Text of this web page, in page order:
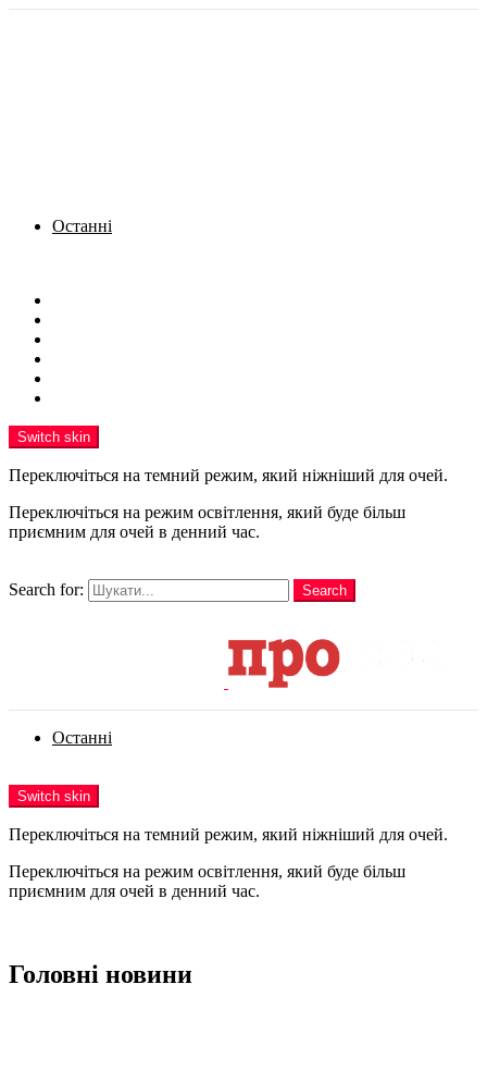
Останні
Switch skin
Переключіться на темний режим, який ніжніший для очей.
Переключіться на режим освітлення, який буде більш
приємним для очей в денний час.
Search for:
Search
Останні
Switch skin
Переключіться на темний режим, який ніжніший для очей.
Переключіться на режим освітлення, який буде більш
приємним для очей в денний час.
Головні новини